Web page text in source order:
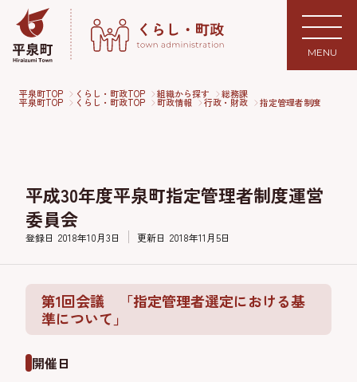
MENU
平泉町TOP くらし・町政TOP 組織から探す 総務課
平泉町TOP くらし・町政TOP 町政情報 行政・財政 指定管理者制度
平成30年度平泉町指定管理者制度運営
委員会
登録日 2018年10月3日 更新日 2018年11月5日
第1回会議 「指定管理者選定における基
準について」
開催日